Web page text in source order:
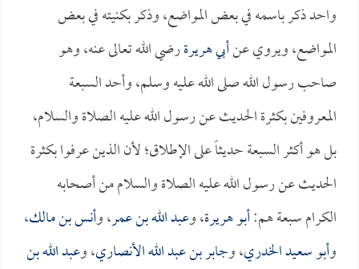
واحد ذكر باسمه في بعض المواضع، وذكر بكنيته في بعض
المواضع، ويروي عنأبي هريرةرضي الله تعالى عنه، وهو
صاحب رسول الله صلى الله عليه وسلم، وأحد السبعة
المعروفين بكثرة الحديث عن رسول الله عليه الصلاة والسلام،
بل هو أكثر السبعة حديثاً على الإطلاق؛ لأن الذين عرفوا بكثرة
الحديث عن رسول الله عليه الصلاة والسلام من أصحابه
الكرام سبعة هم:أبو هريرة، وعبد الله بن عمر، وأنس بن مالك،
وأبو سعيد الخدري، وجابر بن عبد الله الأنصاري، وعبد الله بن